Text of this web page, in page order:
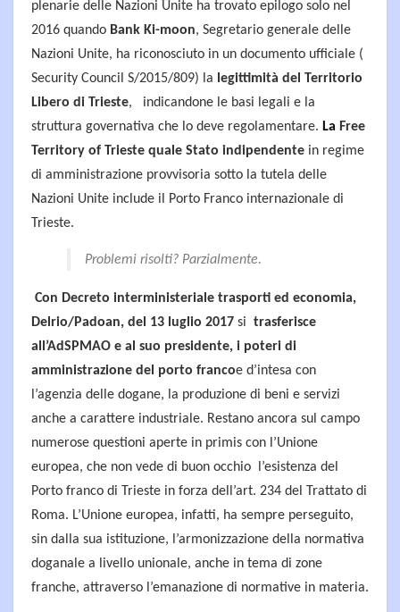
plenarie delle Nazioni Unite ha trovato epilogo solo nel
2016 quando Bank Ki-moon, Segretario generale delle
Nazioni Unite, ha riconosciuto in un documento ufficiale (
Security Council S/2015/809) la legittimità del Territorio
Libero di Trieste, indicandone le basi legali e la
struttura governativa che lo deve regolamentare. La Free
Territory of Trieste quale Stato indipendente in regime
di amministrazione provvisoria sotto la tutela delle
Nazioni Unite include il Porto Franco internazionale di
Trieste.
Problemi risolti? Parzialmente.
Con Decreto interministeriale trasporti ed economia,
Delrio/Padoan, del 13 luglio 2017 si trasferisce
all’AdSPMAO e al suo presidente, i poteri di
amministrazione del porto francoe d’intesa con
l’agenzia delle dogane, la produzione di beni e servizi
anche a carattere industriale. Restano ancora sul campo
numerose questioni aperte in primis con l’Unione
europea, che non vede di buon occhio l’esistenza del
Porto franco di Trieste in forza dell’art. 234 del Trattato di
Roma. L’Unione europea, infatti, ha sempre perseguito,
sin dalla sua istituzione, l’armonizzazione della normativa
doganale a livello unionale, anche in tema di zone
franche, attraverso l’emanazione di normative in materia.